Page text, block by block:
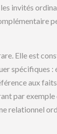
invités
Elle est
spécifiques :
aux
par
relationnel